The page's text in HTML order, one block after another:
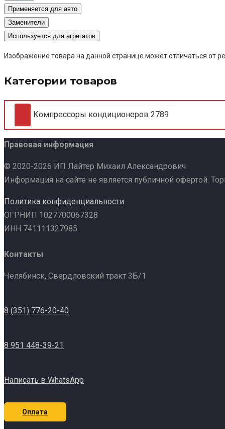
Применяется для авто
Заменители
Используется для агрегатов
Изображение товара на данной странице может отличаться от
Категории товаров
Компрессоры кондиционеров 2789
Правовая информация
© 2020-2026 ИП Лайтер Михаил Александрович
Информация на сайте не является публичной офертой.
Политика конфиденциальности
ОГРНИП 1027700067328
ИНН 741111327985
Контакты
Челябинск, Свердловский тракт 3Б/1
8 (351) 776-20-40
8 951 448-39-21
Написать в WhatsApp
Оплата